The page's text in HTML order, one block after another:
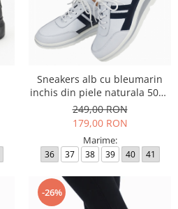
Sneakers alb cu bleumarin
inchis din piele naturala 5089
M2
249,00 RON
179,00 RON
Marime:
36 37 38 39 40 41
-26%